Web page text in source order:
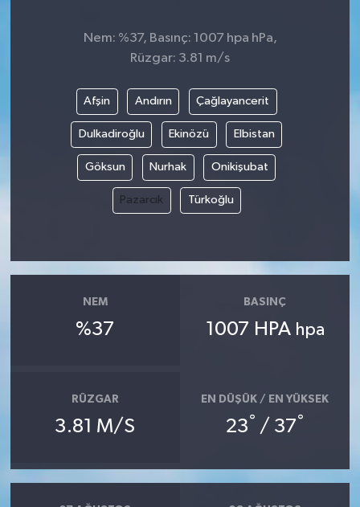
Nem: %37, Basınç: 1007 hpa hPa,
Rüzgar: 3.81 m/s
Afşin Andırın Çağlayancerit
Dulkadiroğlu Ekinözü Elbistan
Göksun Nurhak Onikişubat
Pazarcık Türkoğlu
NEM
%37
BASINÇ
1007 HPA hpa
RÜZGAR
3.81 M/S
EN DÜŞÜK / EN YÜKSEK
23° / 37°